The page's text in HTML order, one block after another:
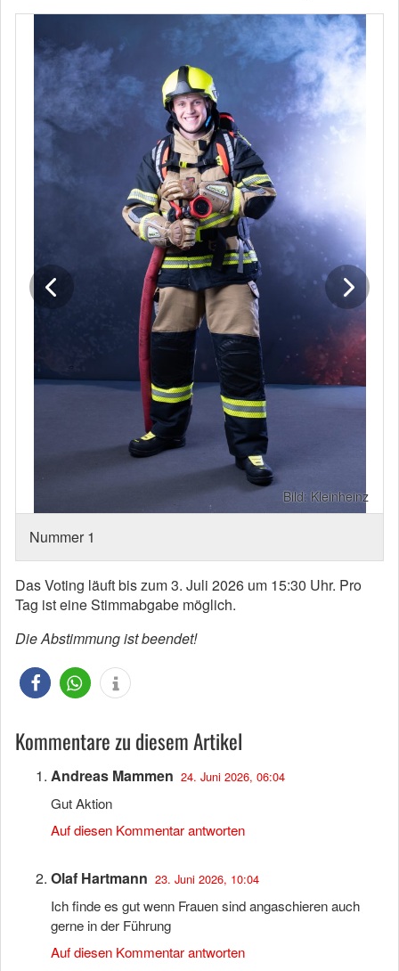
Bild: Kleinheinz
Nummer 1
Das Voting läuft bis zum 3. Juli 2026 um 15:30 Uhr. Pro
Tag ist eine Stimmabgabe möglich.
Die Abstimmung ist beendet!
Kommentare zu diesem Artikel
Andreas Mammen 24. Juni 2026, 06:04
Gut Aktion
Auf diesen Kommentar antworten
Olaf Hartmann 23. Juni 2026, 10:04
Ich finde es gut wenn Frauen sind angaschieren auch
gerne in der Führung
Auf diesen Kommentar antworten